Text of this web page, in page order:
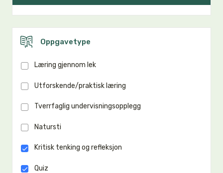
Oppgavetype
Læring gjennom lek
Utforskende/praktisk læring
Tverrfaglig undervisningsopplegg
Natursti
Kritisk tenking og refleksjon
Quiz